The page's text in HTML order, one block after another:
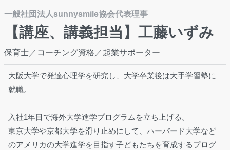
一般社団法人sunnysmile協会代表理事
【講座、講義担当】工藤いずみ
保育士／コーチング資格／起業サポーター
大阪大学で発達心理学を研究し、大学卒業後は大手学習塾に
就職。
入社1年目で海外大学進学プログラムを立ち上げる。
東京大学や京都大学を滑り止めにして、ハーバード大学など
のアメリカの大学進学を目指す子どもたちを育成するプログ